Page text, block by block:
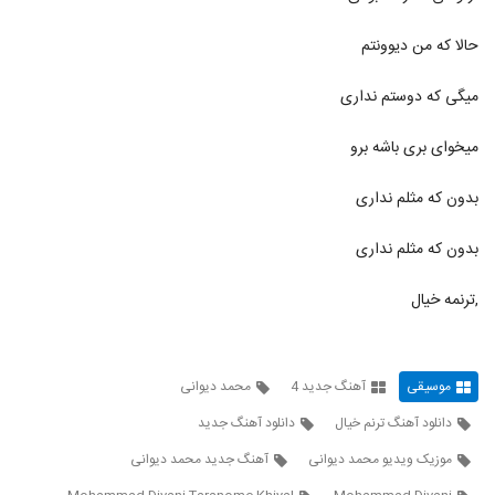
919
923
Mohammad Nasiri Royaye Eshgh
حالا که من دیوونتم
میگی که دوستم نداری
میخوای بری باشه برو
بدون که مثلم نداری
بدون که مثلم نداری
,ترنمه خیال
موسیقی آهنگ جدید 4
محمد دیوانی
دانلود آهنگ ترنم خیال
دانلود آهنگ جدید
موزیک ویدیو محمد دیوانی
آهنگ جدید محمد دیوانی